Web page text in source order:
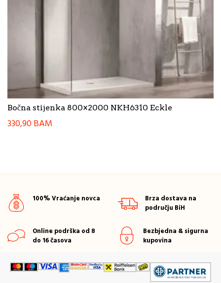
Bočna stijenka 800×2000 NKH6310 Eckle
330,90BAM
100% Vraćanje novca
Brza dostava na
području BiH
Online podrška od 8
do 16 časova
Bezbjedna & sigurna
kupovina